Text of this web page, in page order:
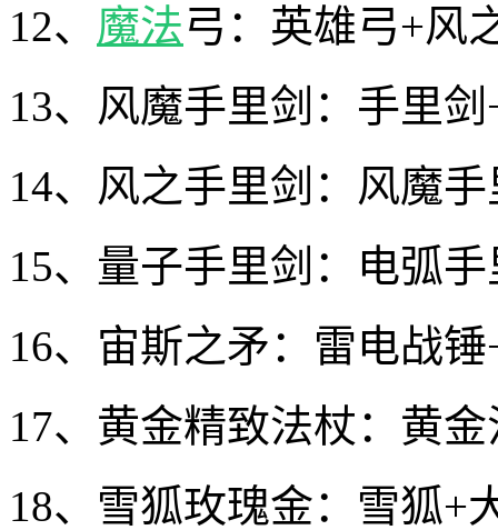
12、 魔法弓：英雄弓+风
13、风魔手里剑：手里
14、风之手里剑：风魔
15、量子手里剑：电弧
16、宙斯之矛：雷电战
17、黄金精致法杖：黄
18、雪狐玫瑰金：雪狐+